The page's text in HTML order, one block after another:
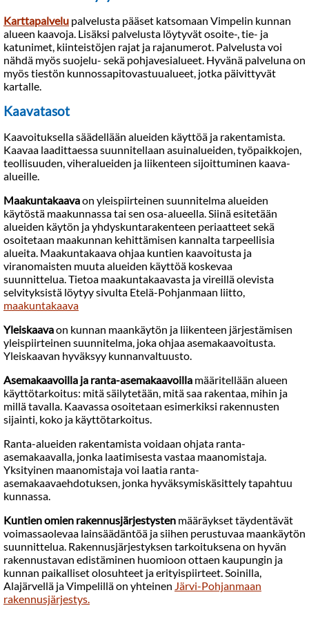
Karttapalvelu palvelusta pääset katsomaan Vimpelin kunnan
alueen kaavoja. Lisäksi palvelusta löytyvät osoite-, tie- ja
katunimet, kiinteistöjen rajat ja rajanumerot. Palvelusta voi
nähdä myös suojelu- sekä pohjavesialueet. Hyvänä palveluna on
myös tiestön kunnossapitovastuualueet, jotka päivittyvät
kartalle.
Kaavatasot
Kaavoituksella säädellään alueiden käyttöä ja rakentamista.
Kaavaa laadittaessa suunnitellaan asuinalueiden, työpaikkojen,
teollisuuden, viheralueiden ja liikenteen sijoittuminen kaava-
alueille.
Maakuntakaavaon yleispiirteinen suunnitelma alueiden
käytöstä maakunnassa tai sen osa-alueella. Siinä esitetään
alueiden käytön ja yhdyskuntarakenteen periaatteet sekä
osoitetaan maakunnan kehittämisen kannalta tarpeellisia
alueita. Maakuntakaava ohjaa kuntien kaavoitusta ja
viranomaisten muuta alueiden käyttöä koskevaa
suunnittelua. Tietoa maakuntakaavasta ja vireillä olevista
selvityksistä löytyy sivulta Etelä-Pohjanmaan liitto,
maakuntakaava
Yleiskaavaon kunnan maankäytön ja liikenteen järjestämisen
yleispiirteinen suunnitelma, joka ohjaa asemakaavoitusta.
Yleiskaavan hyväksyy kunnanvaltuusto.
Asemakaavoilla ja ranta-asemakaavoilla määritellään alueen
käyttötarkoitus: mitä säilytetään, mitä saa rakentaa, mihin ja
millä tavalla. Kaavassa osoitetaan esimerkiksi rakennusten
sijainti, koko ja käyttötarkoitus.
Ranta-alueiden rakentamista voidaan ohjata ranta-
asemakaavalla, jonka laatimisesta vastaa maanomistaja.
Yksityinen maanomistaja voi laatia ranta-
asemakaavaehdotuksen, jonka hyväksymiskäsittely tapahtuu
kunnassa.
Kuntien omien rakennusjärjestysten määräykset täydentävät
voimassaolevaa lainsäädäntöä ja siihen perustuvaa maankäytön
suunnittelua. Rakennusjärjestyksen tarkoituksena on hyvän
rakennustavan edistäminen huomioon ottaen kaupungin ja
kunnan paikalliset olosuhteet ja erityispiirteet. Soinilla,
Alajärvellä ja Vimpelillä on yhteinen Järvi-Pohjanmaan
rakennusjärjestys